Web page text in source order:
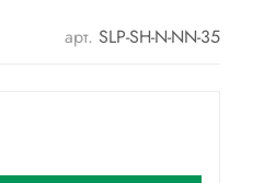
арт. SLP-SH-N-NN-35